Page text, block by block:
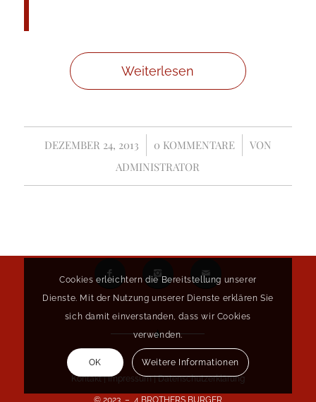
Weiterlesen
DEZEMBER 24, 2013
/ 0 KOMMENTARE
/
VON
ADMINISTRATOR
Kontakt|Impressum|Datenschutzerklärung
© 2023 – 4 BROTHERS BURGER
Cookies erleichtern die Bereitstellung unserer
Dienste. Mit der Nutzung unserer Dienste erklären Sie
sich damit einverstanden, dass wir Cookies
verwenden.
OK Weitere Informationen